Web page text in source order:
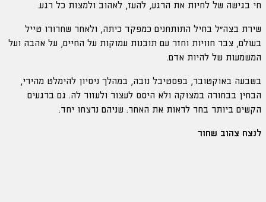
חי בגישה של לחיות את הרגע, להעז, לאהוב ולמצות כל רגע.
שירת בצה״ל בחיל התותחנים כמפקד כיתה, ולאחר שחרורו טייל
בעולם, צבר חוויות וחזר עם תובנות עמוקות על החיים, על אהבה ועל
המשמעות של להיות אדם.
בשבעה באוקטובר, בפסטיבל נובה, במהלך ניסיון להימלט מהירי,
הבחין בבחורה במצוקה ולא היסס לעצור ולעזור לה. גם ברגעים
הקשים ביותר בחר לראות את האחר. שניהם נרצחו יחד.
לנצח צהוב שחור